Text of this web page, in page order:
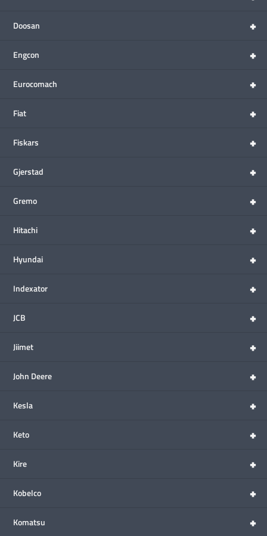
+
Doosan
+
Engcon
+
Eurocomach
+
Fiat
+
Fiskars
+
Gjerstad
+
Gremo
+
Hitachi
+
Hyundai
+
Indexator
+
JCB
+
Jiimet
+
John Deere
+
Kesla
+
Keto
+
Kire
+
Kobelco
+
Komatsu